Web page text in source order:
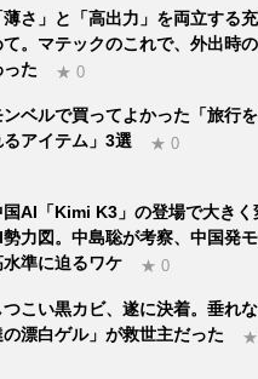
薄さ」と「高出力」を両立する
て。マテックのこれで、外出時
った
★ 0
ンベルで買ってよかった「旅行
るアイテム」3選
★ 0
国AI「Kimi K3」の登場で大きく
力図。中島聡が考察、中国発
水準に迫るワケ
★ 0
つこい黒カビ、遂に決着。垂れ
の漂白ゲル」が救世主だった
★